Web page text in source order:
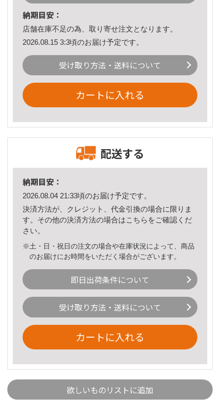
納期目安：
店舗在庫不足の為、取り寄せ注文となります。
2026.08.15 3:3頃のお届け予定です。
受け取り方法・送料について
カートに入れる
配送する
納期目安：
2026.08.04 21:33頃のお届け予定です。
決済方法が、クレジット、代金引換の場合に限りま
す。その他の決済方法の場合はこちら をご確認くだ
さい。
※土・日・祝日の注文の場合や在庫状況によって、商品
のお届けにお時間をいただく場合がございます。
即日出荷条件について
受け取り方法・送料について
カートに入れる
欲しいものリストに追加